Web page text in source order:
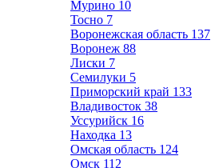
Мурино 10
Тосно 7
Воронежская область 137
Воронеж 88
Лиски 7
Семилуки 5
Приморский край 133
Владивосток 38
Уссурийск 16
Находка 13
Омская область 124
Омск 112